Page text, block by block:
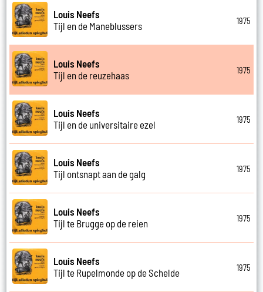
Louis Neefs
Tijl en de Maneblussers
1975
Louis Neefs
Tijl en de reuzehaas
1975
Louis Neefs
Tijl en de universitaire ezel
1975
Louis Neefs
Tijl ontsnapt aan de galg
1975
Louis Neefs
Tijl te Brugge op de reien
1975
Louis Neefs
Tijl te Rupelmonde op de Schelde
1975